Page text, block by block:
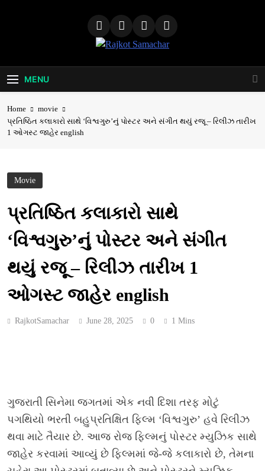
Rajkot
Samachar
MENU
Home
movie
પ્રતિષ્ઠિત કલાકારો સાથે ‘વિશ્વગુરુ’નું પોસ્ટર અને સંગીત થયું રજૂ – રિલીઝ તારીખ
1 ઓગસ્ટ જાહેર english
Movie
પ્રતિષ્ઠિત કલાકારો સાથે
‘વિશ્વગુરુ’નું પોસ્ટર અને સંગીત
થયું રજૂ – રિલીઝ તારીખ 1
ઓગસ્ટ જાહેર english
RajkotSamachar June 28, 2025 0 1 Mins
ગુજરાતી સિનેમા જગતમાં એક નવી દિશા તરફ મોટું
પગથિયો ભરતી બહુપ્રતિક્ષિત ફિલ્મ ‘વિશ્વગુરુ’ હવે રિલીઝ
થવા માટે તૈયાર છે. આજ રોજ ફિલ્મનું પોસ્ટર મ્યુઝિક સાથે
જાહેર કરવામાં આવ્યું છે ફિલ્મમાં જે-જે કલાકારો છે, તેમના